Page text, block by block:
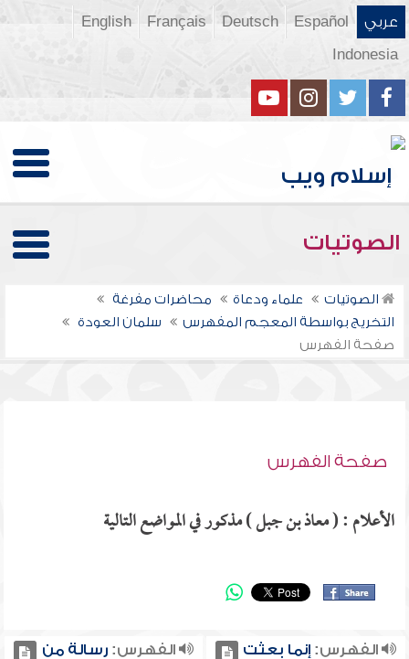
عربي Español
Deutsch
Français
English
Indonesia
الصوتيات
الصوتيات علماء ودعاة
محاضرات مفرغة
التخريج بواسطة المعجم المفهرس
سلمان العودة
صفحة الفهرس
صفحة الفهرس
الأعلام : ( معاذ بن جبل ) مذكور في المواضع التالية
الفهرس:إنما بعثت
الفهرس:رسالة من